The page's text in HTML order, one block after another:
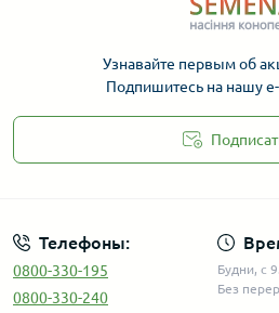
Узнавайте первым об
Подпишитесь на нашу
Телефоны:
0800-330-195
0800-330-240
Будни, с
Без